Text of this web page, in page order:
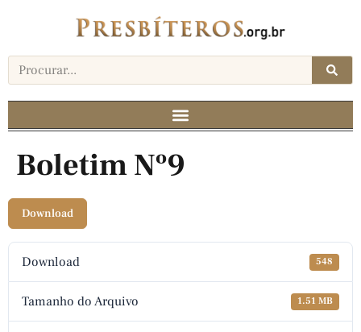
Boletim Nº9
Download
Download 548
Tamanho do Arquivo 1.51 MB